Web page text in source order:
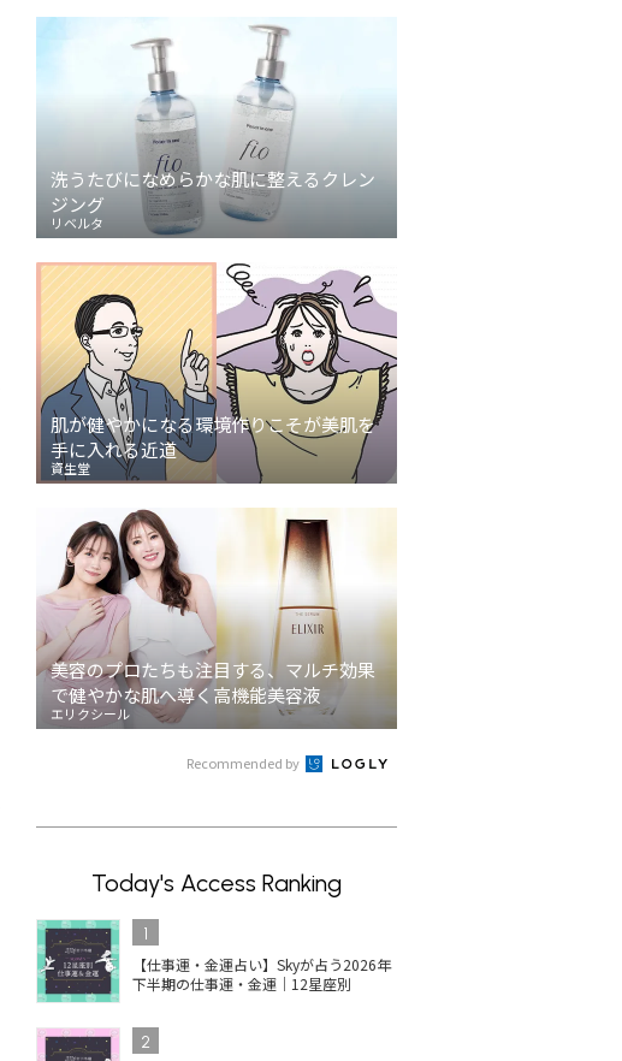
洗うたびになめらかな肌に整えるクレン
ジング
リベルタ
肌が健やかになる環境作りこそが美肌を
手に入れる近道
資生堂
美容のプロたちも注目する、マルチ効果
で健やかな肌へ導く高機能美容液
エリクシール
Recommended by
Today's Access Ranking
1
【仕事運・金運占い】Skyが占う2026年
下半期の仕事運・金運｜12星座別
2